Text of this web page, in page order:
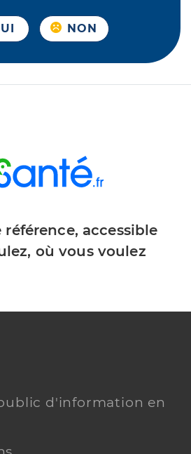
NON
référence, accessible
où vous voulez
d'information en